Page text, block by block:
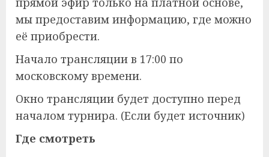
мы предоставим информацию, где можно
её приобрести.
Начало трансляции в 17:00 по
московскому времени.
Окно трансляции будет доступно перед
началом турнира. (Если будет источник)
Где смотреть